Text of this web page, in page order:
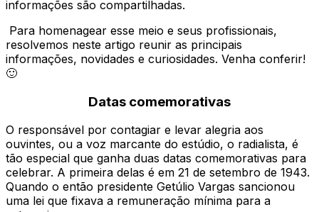
informações são compartilhadas.
Para homenagear esse meio e seus profissionais,
resolvemos neste artigo reunir as principais
informações, novidades e curiosidades. Venha conferir!
🙂
Datas comemorativas
O responsável por contagiar e levar alegria aos
ouvintes, ou a voz marcante do estúdio, o radialista, é
tão especial que ganha duas datas comemorativas para
celebrar. A primeira delas é em 21 de setembro de 1943.
Quando o então presidente Getúlio Vargas sancionou
uma lei que fixava a remuneração mínima para a